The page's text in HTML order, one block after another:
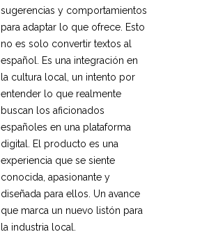
sugerencias y comportamientos
para adaptar lo que ofrece. Esto
no es solo convertir textos al
español. Es una integración en
la cultura local, un intento por
entender lo que realmente
buscan los aficionados
españoles en una plataforma
digital. El producto es una
experiencia que se siente
conocida, apasionante y
diseñada para ellos. Un avance
que marca un nuevo listón para
la industria local.